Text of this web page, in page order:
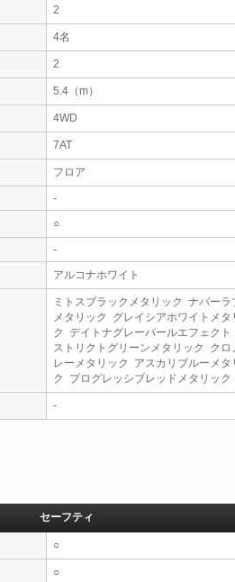
2
4名
2
5.4（m）
4WD
7AT
フロア
-
○
-
アルコナホワイト
ミトスブラックメタリック ナバーラ
メタリック グレイシアホワイトメタ
ク デイトナグレーパールエフェク
ストリクトグリーンメタリック クロ
レーメタリック アスカリブルーメタ
ク プログレッシブレッドメタリッ
-
セーフティ
○
○